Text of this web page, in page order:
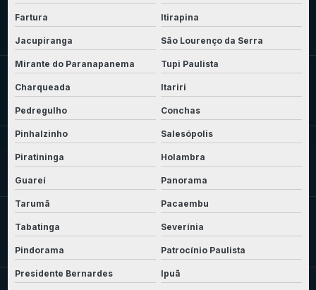
Fartura Itirapina
Jacupiranga São Lourenço da Serra
Mirante do Paranapanema Tupi Paulista
Charqueada Itariri
Pedregulho Conchas
Pinhalzinho Salesópolis
Piratininga Holambra
Guareí Panorama
Tarumã Pacaembu
Tabatinga Severínia
Pindorama Patrocínio Paulista
Presidente Bernardes Ipuã